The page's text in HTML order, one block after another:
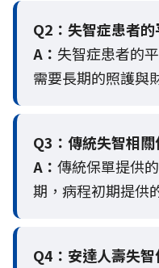
Q2： 失智症患者
A： 失智症患者的
需要長期的照護與
Q3： 傳統失智相
A： 傳統保單提供
期，病程初期提供
Q4： 安達人壽失